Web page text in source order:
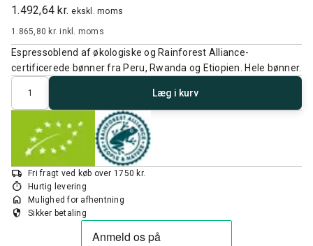
1.492,64 kr. ekskl. moms
1.865,80 kr.inkl. moms
Espressoblend af økologiske og Rainforest Alliance-
certificerede bønner fra Peru, Rwanda og Etiopien. Hele bønner.
Antal
Læg i kurv
local_shipping Fri fragt ved køb over 1750 kr.
timer Hurtig levering
home Mulighed for afhentning
security Sikker betaling